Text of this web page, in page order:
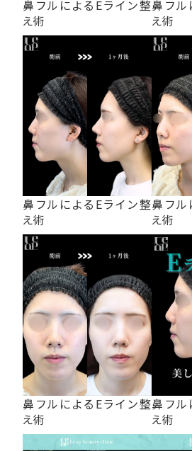
鼻フルによるEライン整
え術
鼻フル
え術
鼻フルによるEライン整
え術
鼻フル
え術
鼻フルによるEライン整
え術
鼻フル
え術